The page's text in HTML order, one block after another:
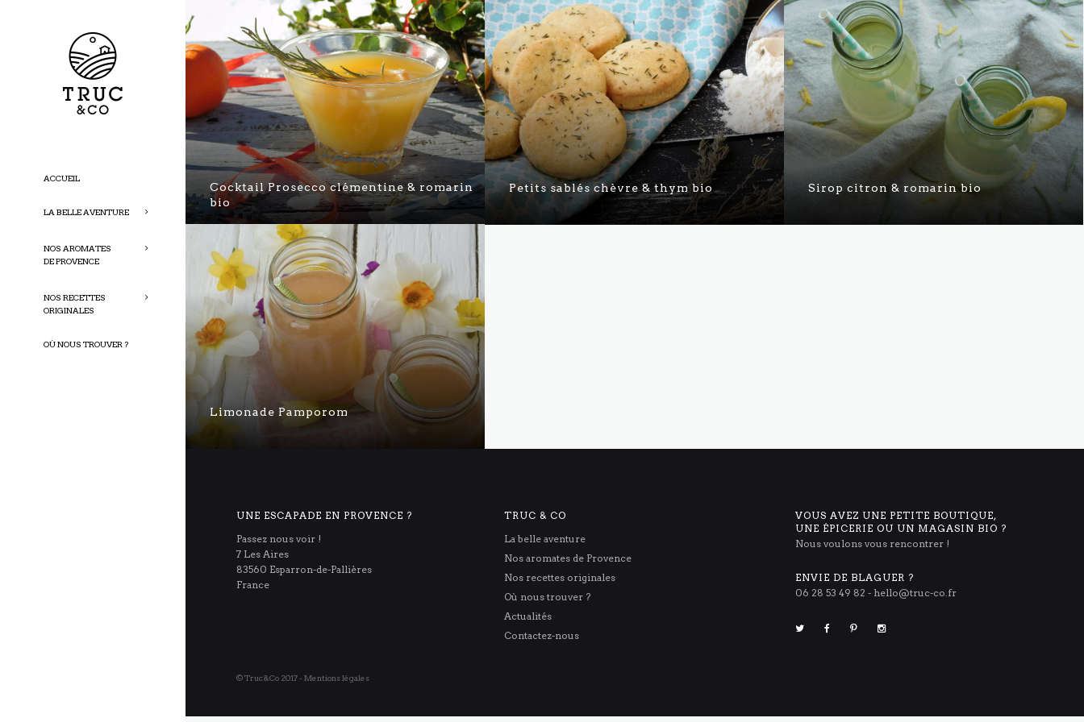
ACCUEIL
LA BELLE AVENTURE
NOS AROMATES
DE PROVENCE
NOS RECETTES
ORIGINALES
OÙ NOUS TROUVER ?
Cocktail Prosecco clémentine & romarin
bio
Petits sablés chèvre & thym bio Sirop citron & romarin bio
Limonade Pamporom
UNE ESCAPADE EN PROVENCE ?
Passez nous voir !
7 Les Aires
83560 Esparron-de-Pallières
France
TRUC & CO
La belle aventure
Nos aromates de Provence
Nos recettes originales
Où nous trouver ?
Actualités
Contactez-nous
VOUS AVEZ UNE PETITE BOUTIQUE,
UNE ÉPICERIE OU UN MAGASIN BIO ?
Nous voulons vous rencontrer !
ENVIE DE BLAGUER ?
06 28 53 49 82 - hello@truc-co.fr
© Truc&Co 2017 -Mentions légales